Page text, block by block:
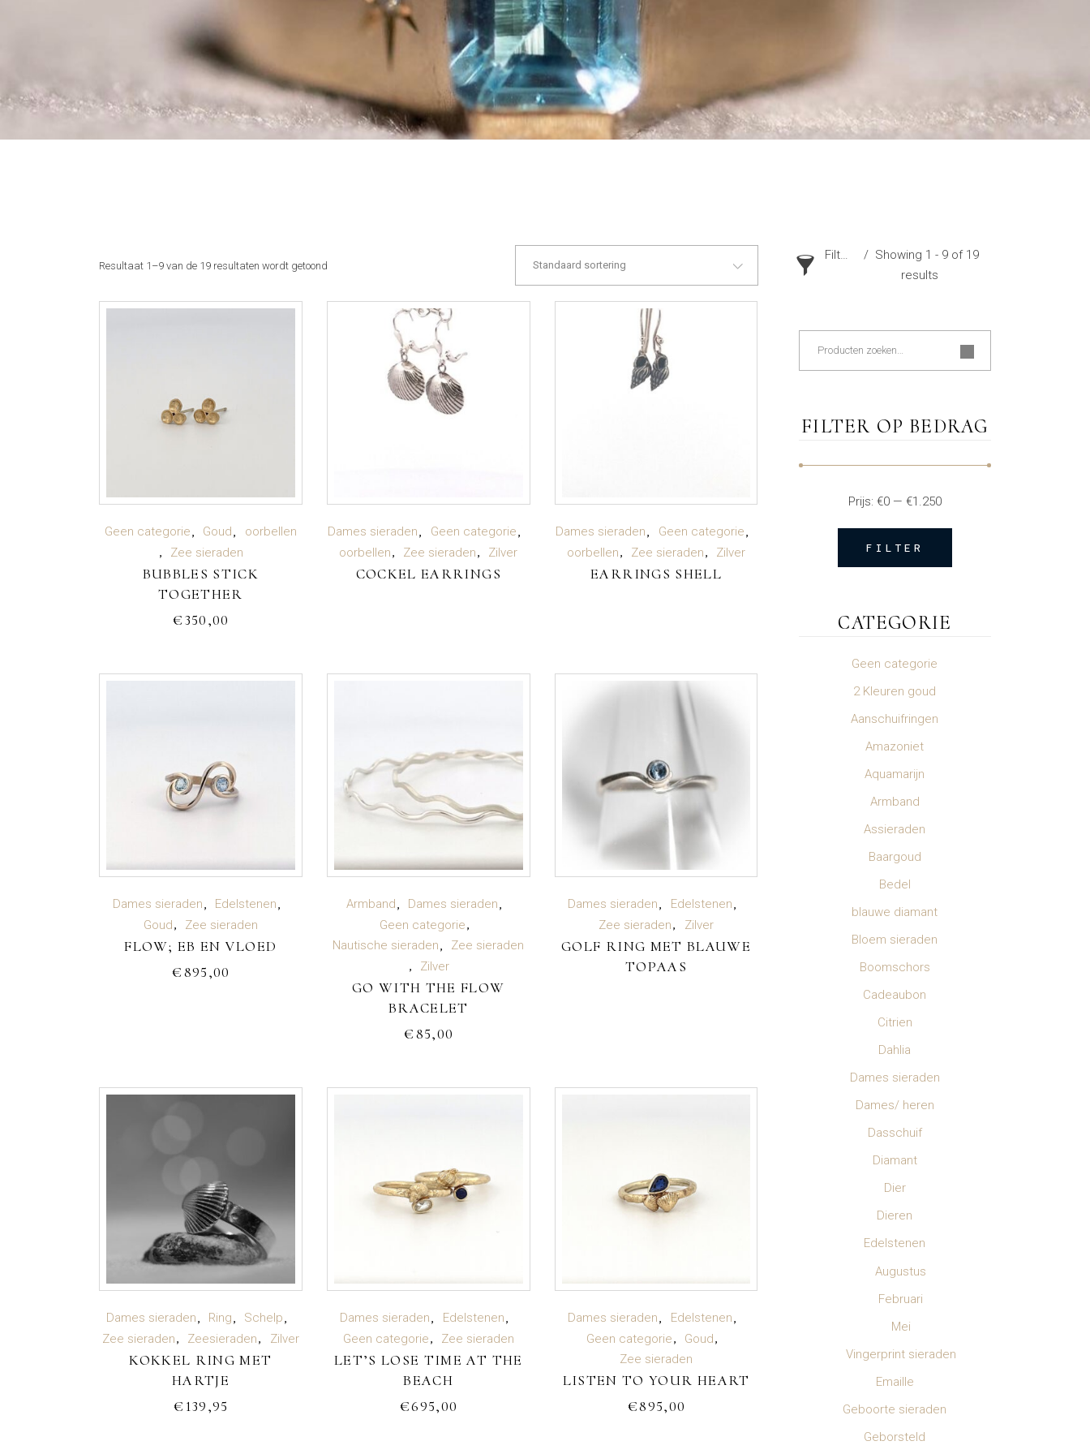
Resultaat 1–9 van de 19 resultaten wordt getoond Standaard sortering
TOEVOEGEN AAN
WINKELWAGEN
Geen categorie Goud
oorbellen
Zee sieraden
BUBBLES STICK
TOGETHER
€350,00
LEES VERDER
Dames sieraden
Geen categorie
oorbellen
Zee sieraden Zilver
COCKEL EARRINGS
LEES VERDER
Dames sieraden
Geen categorie
oorbellen
Zee sieraden Zilver
EARRINGS SHELL
TOEVOEGEN AAN
WINKELWAGEN
Dames sieraden
Edelstenen
Goud
Zee sieraden
FLOW; EB EN VLOED
€895,00
TOEVOEGEN AAN
WINKELWAGEN
Armband
Dames sieraden
Geen categorie
Nautische sieraden
Zee sieraden
Zilver
GO WITH THE FLOW
BRACELET
€85,00
LEES VERDER
Dames sieraden
Edelstenen
Zee sieraden
Zilver
GOLF RING MET BLAUWE
TOPAAS
TOEVOEGEN AAN
WINKELWAGEN
Dames sieraden Ring
Schelp
Zee sieraden
Zeesieraden Zilver
KOKKEL RING MET
HARTJE
€ 139,95
TOEVOEGEN AAN
WINKELWAGEN
Dames sieraden
Edelstenen
Geen categorie
Zee sieraden
LET’S LOSE TIME AT THE
BEACH
€695,00
TOEVOEGEN AAN
WINKELWAGEN
Dames sieraden
Edelstenen
Geen categorie
Goud
Zee sieraden
LISTEN TO YOUR HEART
€895,00
Filter
Showing 1 - 9 of 19
results
Zoeken
FILTER OP BEDRAG
Min.
Max.
FILTER
Prijs: €0— €1.250
CATEGORIE
Geen categorie
2 Kleuren goud
Aanschuifringen
Amazoniet
Aquamarijn
Armband
Assieraden
Baargoud
Bedel
blauwe diamant
Bloem sieraden
Boomschors
Cadeaubon
Citrien
Dahlia
Dames sieraden
Dames/ heren
Dasschuif
Diamant
Dier
Dieren
Edelstenen
Augustus
Februari
Mei
Vingerprint sieraden
Emaille
Geboorte sieraden
Geborsteld